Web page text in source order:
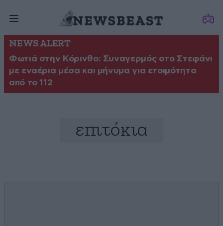
NEWS ALERT
Φωτιά στην Κόρινθο: Συναγερμός στο Στεφάνι
με εναέρια μέσα και μήνυμα για ετοιμότητα
από το 112
επιτόκια